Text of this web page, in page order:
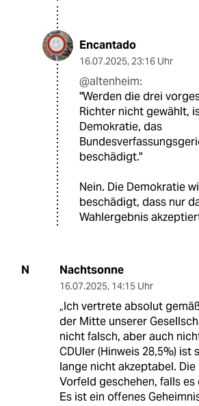
Encantado
16.07.2025, 23:16 Uhr
@altenheim:
"Werden die drei
Richter nicht gewählt,
Demokratie, das
beschädigt."
Nein. Die Demokratie
beschädigt, dass nur
Wahlergebnis
N Nachtsonne
16.07.2025, 14:15 Uhr
„Ich vertrete absolut
der Mitte unserer
nicht falsch, aber auch
CDUler (Hinweis 28,5%) ist
lange nicht akzeptabel. Die
Vorfeld geschehen, falls es
Es ist ein offenes